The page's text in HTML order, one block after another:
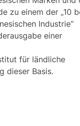
zu einem der „10
Industrie“
einer
für ländliche
dieser Basis.